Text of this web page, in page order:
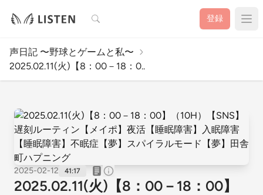
検索 登録
声日記 〜野球とゲームと私〜
2025.02.11(火)【8：00－18：0..
2025-02-12 41:17
2025.02.11(火)【8：00－18：00】